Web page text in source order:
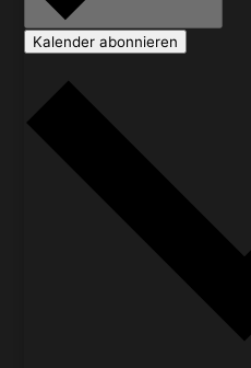
Kalender abonnieren